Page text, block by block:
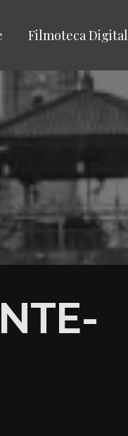
Filmoteca Digital